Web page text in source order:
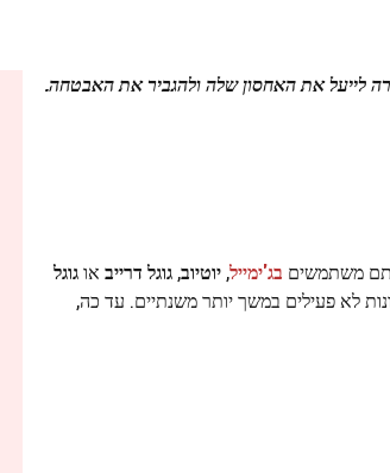
לייעל את האחסון שלה ולהגביר את האבטחה.
אתם משתמשים בג'ימייל, יוטיוב, גוגל דרייב אוגוגל
תתחיל למחוק חשבונות לא פעילים במשך יותר משנתיים. עד כה,